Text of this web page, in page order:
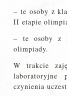
– te osoby z
II etapie
– te osoby z
olimpiady.
W trakcie
czynienia